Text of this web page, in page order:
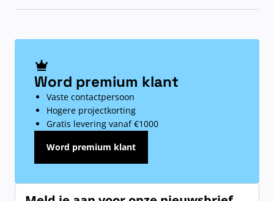
Word premium klant
Vaste contactpersoon
Hogere projectkorting
Gratis levering vanaf €1000
Word premium klant